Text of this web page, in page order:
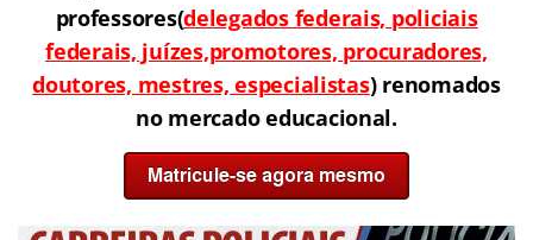
professores(delegados federais, policiais
federais, juízes,promotores, procuradores,
doutores, mestres, especialistas) renomados
no mercado educacional.